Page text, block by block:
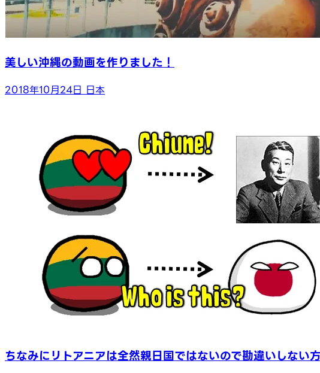
美しい沖縄の動画を作りました！
2018年10月24日 日本
ちなみにリトアニアは全然親日国ではないので勘違いしない